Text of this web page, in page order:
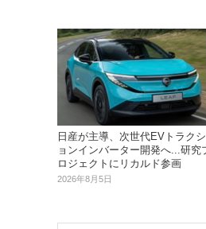
日産が主導、次世代EVトラクシ
ョンインバーター開発へ...研究
ロジェクトにリカルド参画
2026年8月5日